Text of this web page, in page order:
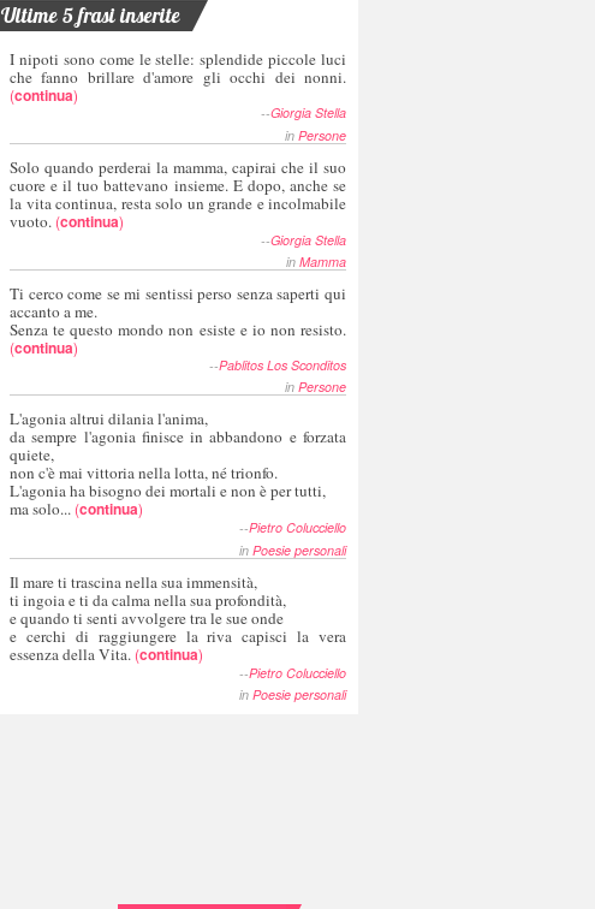
Ultime 5 frasi inserite
I nipoti sono come le stelle: splendide piccole luci
che fanno brillare d'amore gli occhi dei nonni.
(continua)
--Giorgia Stella
in Persone
Solo quando perderai la mamma, capirai che il suo
cuore e il tuo battevano insieme. E dopo, anche se
la vita continua, resta solo un grande e incolmabile
vuoto. (continua)
--Giorgia Stella
in Mamma
Ti cerco come se mi sentissi perso senza saperti qui
accanto a me.
Senza te questo mondo non esiste e io non resisto.
(continua)
--Pablitos Los Sconditos
in Persone
L'agonia altrui dilania l'anima,
da sempre l'agonia finisce in abbandono e forzata
quiete,
non c'è mai vittoria nella lotta, né trionfo.
L'agonia ha bisogno dei mortali e non è per tutti,
ma solo... (continua)
--Pietro Colucciello
in Poesie personali
Il mare ti trascina nella sua immensità,
ti ingoia e ti da calma nella sua profondità,
e quando ti senti avvolgere tra le sue onde
e cerchi di raggiungere la riva capisci la vera
essenza della Vita. (continua)
--Pietro Colucciello
in Poesie personali